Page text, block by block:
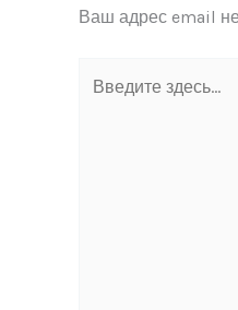
Ваш адрес email
здесь...